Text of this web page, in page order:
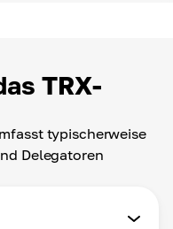
TRX-
typischerweise
Delegatoren